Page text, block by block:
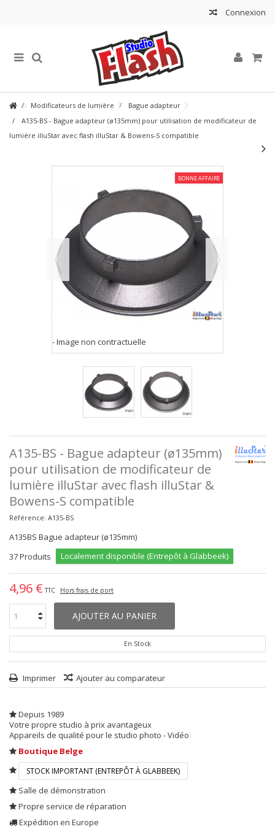
Connexion
Modificateurs de lumière
Bague adapteur
A135-BS - Bague adapteur (ø135mm) pour utilisation de modificateur de
lumière illuStar avec flash illuStar & Bowens-S compatible
BONNE AFFAIRE
- Image non contractuelle
A135-BS - Bague adapteur (ø135mm)
pour utilisation de modificateur de
lumière illuStar avec flash illuStar &
Bowens-S compatible
Référence: A135-BS
A135BS Bague adapteur (ø135mm)
37Produits Localement disponible (Entrepôt à Glabbeek)
4,96 € TTC Hors frais de port
AJOUTER AU PANIER
En Stock
Imprimer Ajouter au comparateur
Depuis 1989
Votre propre studio à prix avantageux
Appareils de qualité pour le studio photo - Vidéo
Boutique Belge
STOCK IMPORTANT (ENTREPÔT À GLABBEEK)
Salle de démonstration
Propre service de réparation
Expédition en Europe